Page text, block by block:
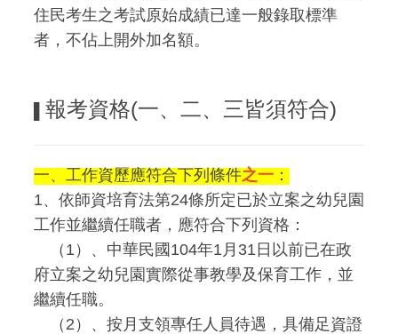
住民考生之考試原始成績已達一般錄取標準
者，不佔上開外加名額。
報考資格(一、二、三皆須符合)
一、工作資歷應符合下列條件之一 ：
1、依師資培育法第24條所定已於立案之幼兒園
工作並繼續任職者，應符合下列資格：
（1）、中華民國104年1月31日以前已在政
府立案之幼兒園實際從事教學及保育工作，並
繼續任職。
（2）、按月支領專任人員待遇，具備足資證